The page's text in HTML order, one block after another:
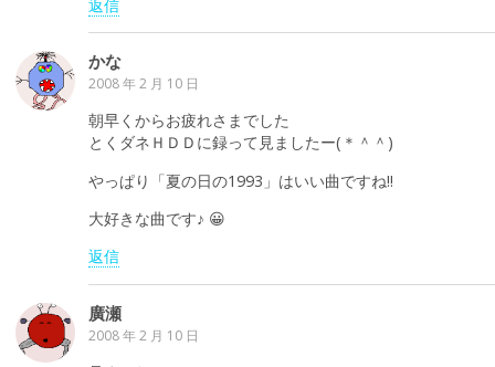
返信
かな
2008 年 2 月 10 日
朝早くからお疲れさまでした
とくダネＨＤＤに録って見ましたー(＊＾＾)
やっぱり「夏の日の1993」はいい曲ですね!!
大好きな曲です♪ 😀
返信
廣瀬
2008 年 2 月 10 日